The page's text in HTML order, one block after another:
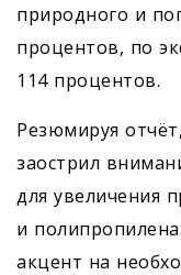
природного и
процентов, по
114 процентов.
Резюмируя
заострил
для увеличения
и
акцент на